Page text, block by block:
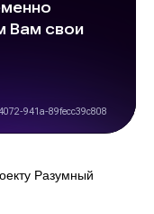
Разумный